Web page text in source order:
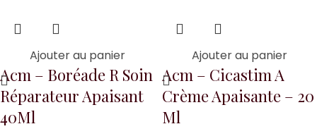
Ajouter au panier
Acm – Boréade R Soin
Réparateur Apaisant
40Ml
Ajouter au panier
Acm – Cicastim A
Crème Apaisante – 20
Ml